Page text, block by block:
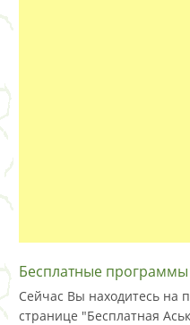
Бесплатные программы
Сейчас Вы находитесь на
странице "Бесплатная